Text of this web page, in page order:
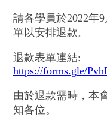
請各學員於2022年
單以安排退款。
退款表單連結:
https://forms.gle/
由於退款需時，本
知各位。